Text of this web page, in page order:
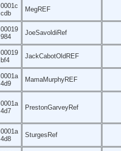
0001c
cdb
MegREF
00019
984
JoeSavoldiRef
00019
bf4
JackCabotOldREF
0001a
4d9
MamaMurphyREF
0001a
4d7
PrestonGarveyRef
0001a
4d8
SturgesRef